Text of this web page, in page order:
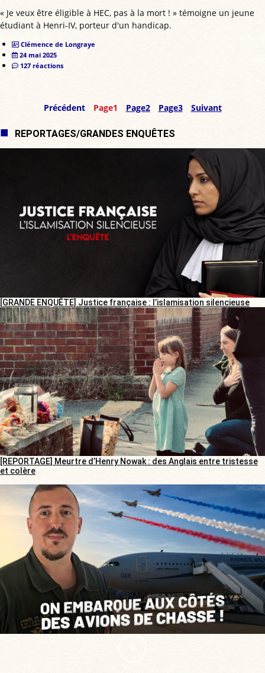
« Je veux être éligible à HEC, pas à la mort ! » témoigne un jeune
étudiant à Henri-IV, porteur d'un handicap.
Clémence de Longraye
24 mai 2025
127 réactions
Précédent Page1 Page2 Page3 Suivant
REPORTAGES/GRANDES ENQUÊTES
[GRANDE ENQUÊTE] Justice française : l’islamisation silencieuse
[REPORTAGE] Meurtre d’Henry Nowak : des Anglais entre tristesse
et colère